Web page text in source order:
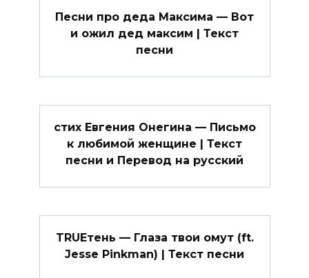
Песни про деда Максима — Вот
и ожил дед максим | Текст
песни
стих Евгения Онегина — Письмо
к любимой женщине | Текст
песни и Перевод на русский
TRUEтень — Глаза твои омут (ft.
Jesse Pinkman) | Текст песни